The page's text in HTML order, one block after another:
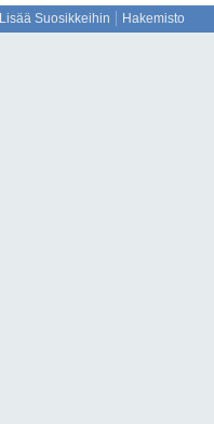
Lisää Suosikkeihin Hakemisto